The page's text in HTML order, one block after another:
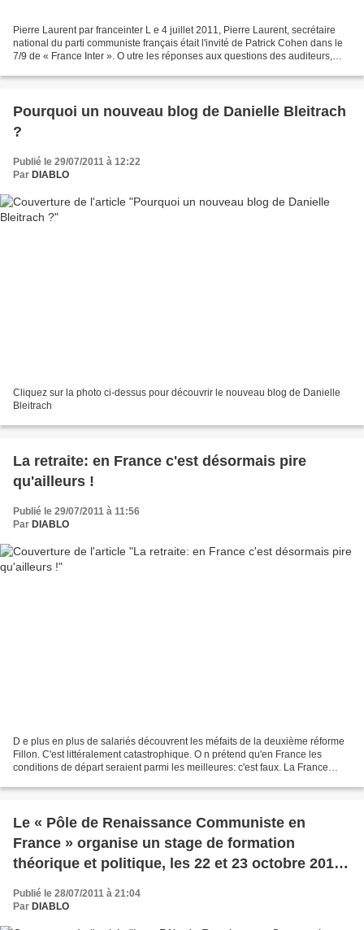
Pierre Laurent par franceinter L e 4 juillet 2011, Pierre Laurent, secrétaire
national du parti communiste français était l'invité de Patrick Cohen dans le
7/9 de « France Inter ». O utre les réponses aux questions des auditeurs,
Pourquoi un nouveau blog de Danielle Bleitrach
?
Publié le 29/07/2011 à 12:22
Par DIABLO
Cliquez sur la photo ci-dessus pour découvrir le nouveau blog de Danielle
Bleitrach
La retraite: en France c'est désormais pire
qu'ailleurs !
Publié le 29/07/2011 à 11:56
Par DIABLO
D e plus en plus de salariés découvrent les méfaits de la deuxième réforme
Fillon. C'est littéralement catastrophique. O n prétend qu'en France les
conditions de départ seraient parmi les meilleures: c'est faux. La France
Le « Pôle de Renaissance Communiste en
France » organise un stage de formation
théorique et politique, les 22 et 23 octobre 2011
à Bagneux (Hauts-de-Seine) : inscrivez-vous !
Publié le 28/07/2011 à 21:04
Par DIABLO